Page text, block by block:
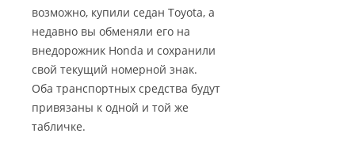
возможно, купили седан Toyota, а
недавно вы обменяли его на
внедорожник Honda и сохранили
свой текущий номерной знак.
Оба транспортных средства будут
привязаны к одной и той же
табличке.